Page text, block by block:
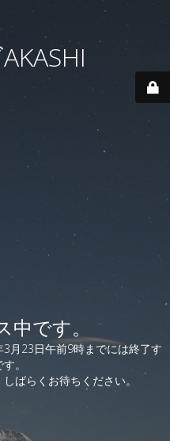
です。
月23日午前9時までには終了す
。
ばらくお待ちください。